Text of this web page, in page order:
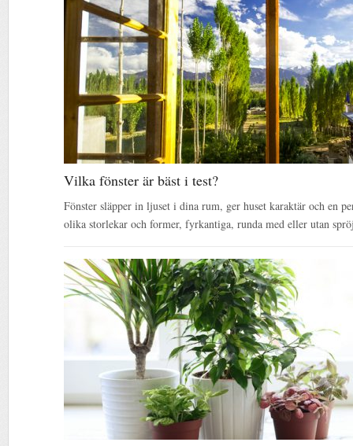
Vilka fönster är bäst i test?
Fönster släpper in ljuset i dina rum, ger huset karaktär och en
olika storlekar och former, fyrkantiga, runda med eller utan